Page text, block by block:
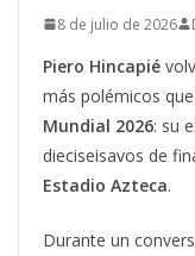
8 de julio de 2026
Piero Hincapié
más polémicos
Mundial 2026: su
dieciseisavos de
Estadio Azteca.
Durante un